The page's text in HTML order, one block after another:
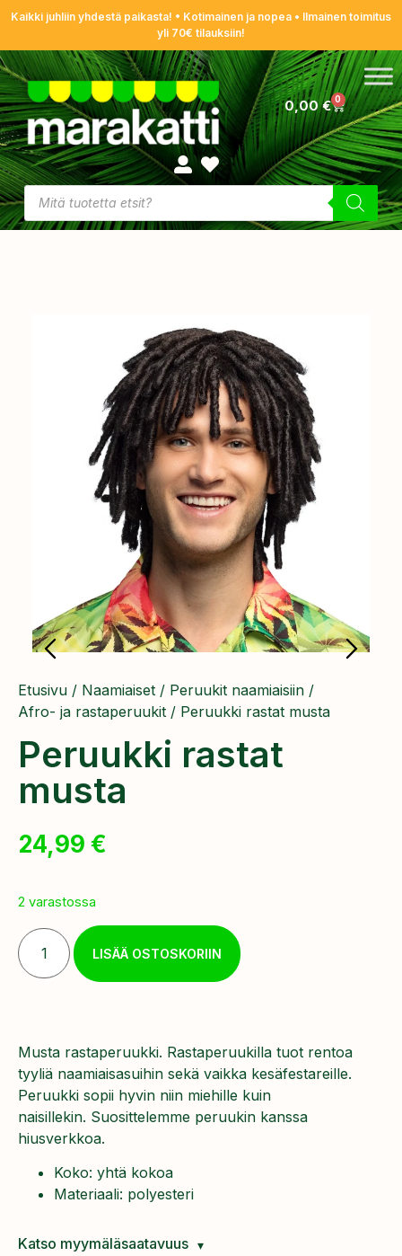
Kaikki juhliin yhdestä paikasta! • Kotimainen ja nopea • Ilmainen toimitus
yli 70€ tilauksiin!
0,00€ 0
Etusivu / Naamiaiset / Peruukit naamiaisiin /
Afro- ja rastaperuukit / Peruukki rastat musta
Peruukki rastat
musta
24,99 €
2 varastossa
LISÄÄ OSTOSKORIIN
Musta rastaperuukki. Rastaperuukilla tuot rentoa
tyyliä naamiaisasuihin sekä vaikka kesäfestareille.
Peruukki sopii hyvin niin miehille kuin
naisillekin. Suosittelemme peruukin kanssa
hiusverkkoa.
Koko: yhtä kokoa
Materiaali: polyesteri
Katso myymäläsaatavuus